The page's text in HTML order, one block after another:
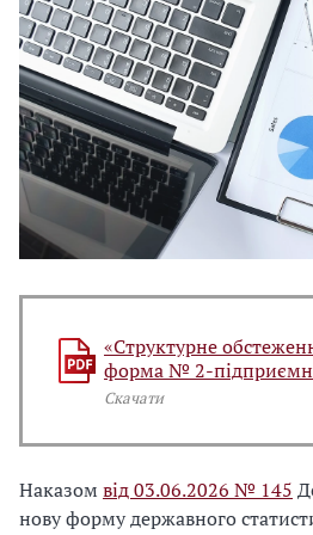
«Структурне
форма № 2-
Скачати
Наказом від 03.06.2026 № 145
нову форму державного